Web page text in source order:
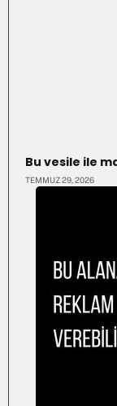
Bu vesile ile
TEMMUZ 29, 2026